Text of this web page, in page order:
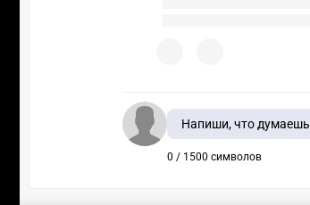
Напиши, что думаешь
0 / 1500 символов